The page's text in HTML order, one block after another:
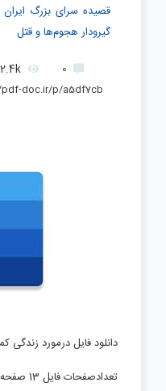
قصیده سرای بزرگ
گیرودار هجوم‌ها و قتل‌
0
2.4k
doc.ir/p/a5df7cb
دانلود فایل درمورد زندگی
تعدادصفحات فایل 13 صفحه میباشد